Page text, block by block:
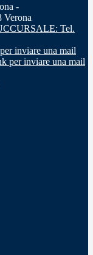
-
Verona
Tel.
inviare una mail
per inviare una mail